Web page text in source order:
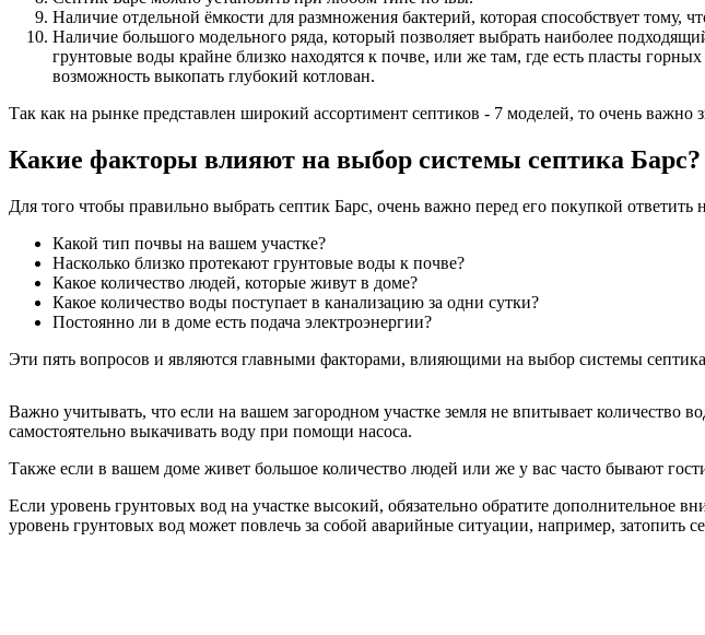
Наличие отдельной ёмкости для размножения бактерий, которая способствует
Наличие большого модельного ряда, который позволяет выбрать наиболее
грунтовые воды крайне близко находятся к почве, или же там, где есть пласты
возможность выкопать глубокий котлован.
Так как на рынке представлен широкий ассортимент септиков - 7 моделей, то очень важно
Какие факторы влияют на выбор системы септика Барс?
Для того чтобы правильно выбрать септик Барс, очень важно перед его покупкой
Какой тип почвы на вашем участке?
Насколько близко протекают грунтовые воды к почве?
Какое количество людей, которые живут в доме?
Какое количество воды поступает в канализацию за одни сутки?
Постоянно ли в доме есть подача электроэнергии?
Эти пять вопросов и являются главными факторами, влияющими на выбор системы
Важно учитывать, что если на вашем загородном участке земля не впитывает количество
самостоятельно выкачивать воду при помощи насоса.
Также если в вашем доме живет большое количество людей или же у вас часто бывают
Если уровень грунтовых вод на участке высокий, обязательно обратите дополнительное
уровень грунтовых вод может повлечь за собой аварийные ситуации, например, затопить